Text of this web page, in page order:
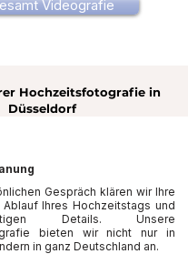
Videografie
Hochzeitsfotografie in
Düsseldorf
Gespräch klären wir Ihre
Ihres Hochzeitstags und
Details. Unsere
bieten wir nicht nur in
in ganz Deutschland an.